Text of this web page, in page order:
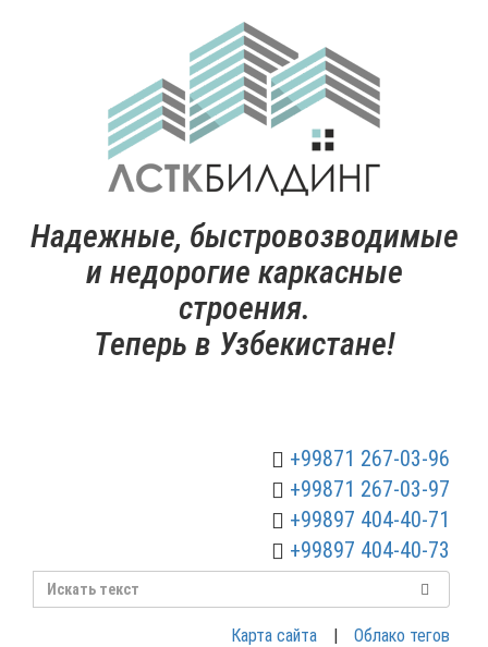
Надежные, быстровозводимые
и недорогие каркасные
строения.
Теперь в Узбекистане!
+99871 267-03-96
+99871 267-03-97
+99897 404-40-71
+99897 404-40-73
Облако тегов
|
Карта сайта